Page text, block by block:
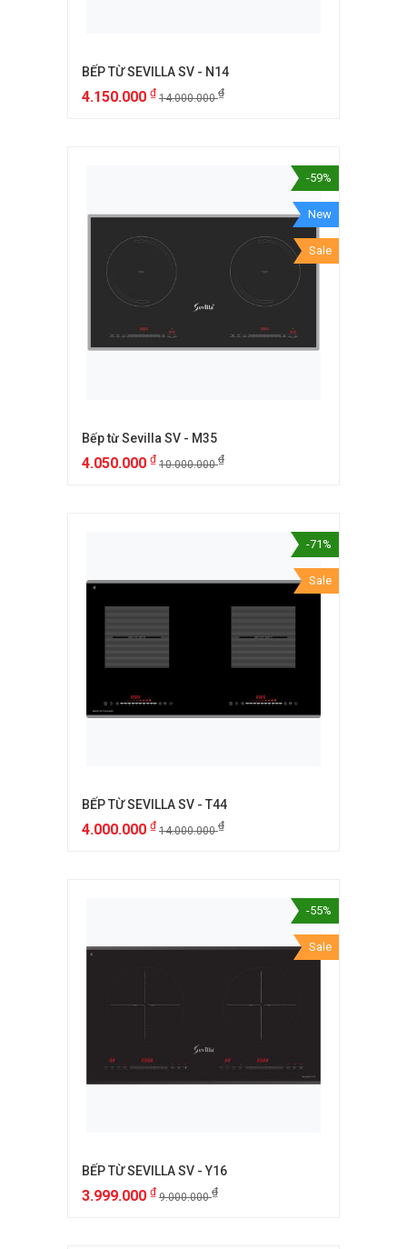
BẾP TỪ SEVILLA SV - N14
4.150.000 ₫ 14.000.000₫
-59%
New
Sale
Bếp từ Sevilla SV - M35
4.050.000 ₫ 10.000.000₫
-71%
Sale
BẾP TỪ SEVILLA SV - T44
4.000.000 ₫ 14.000.000₫
-55%
Sale
BẾP TỪ SEVILLA SV - Y16
3.999.000 ₫ 9.000.000₫